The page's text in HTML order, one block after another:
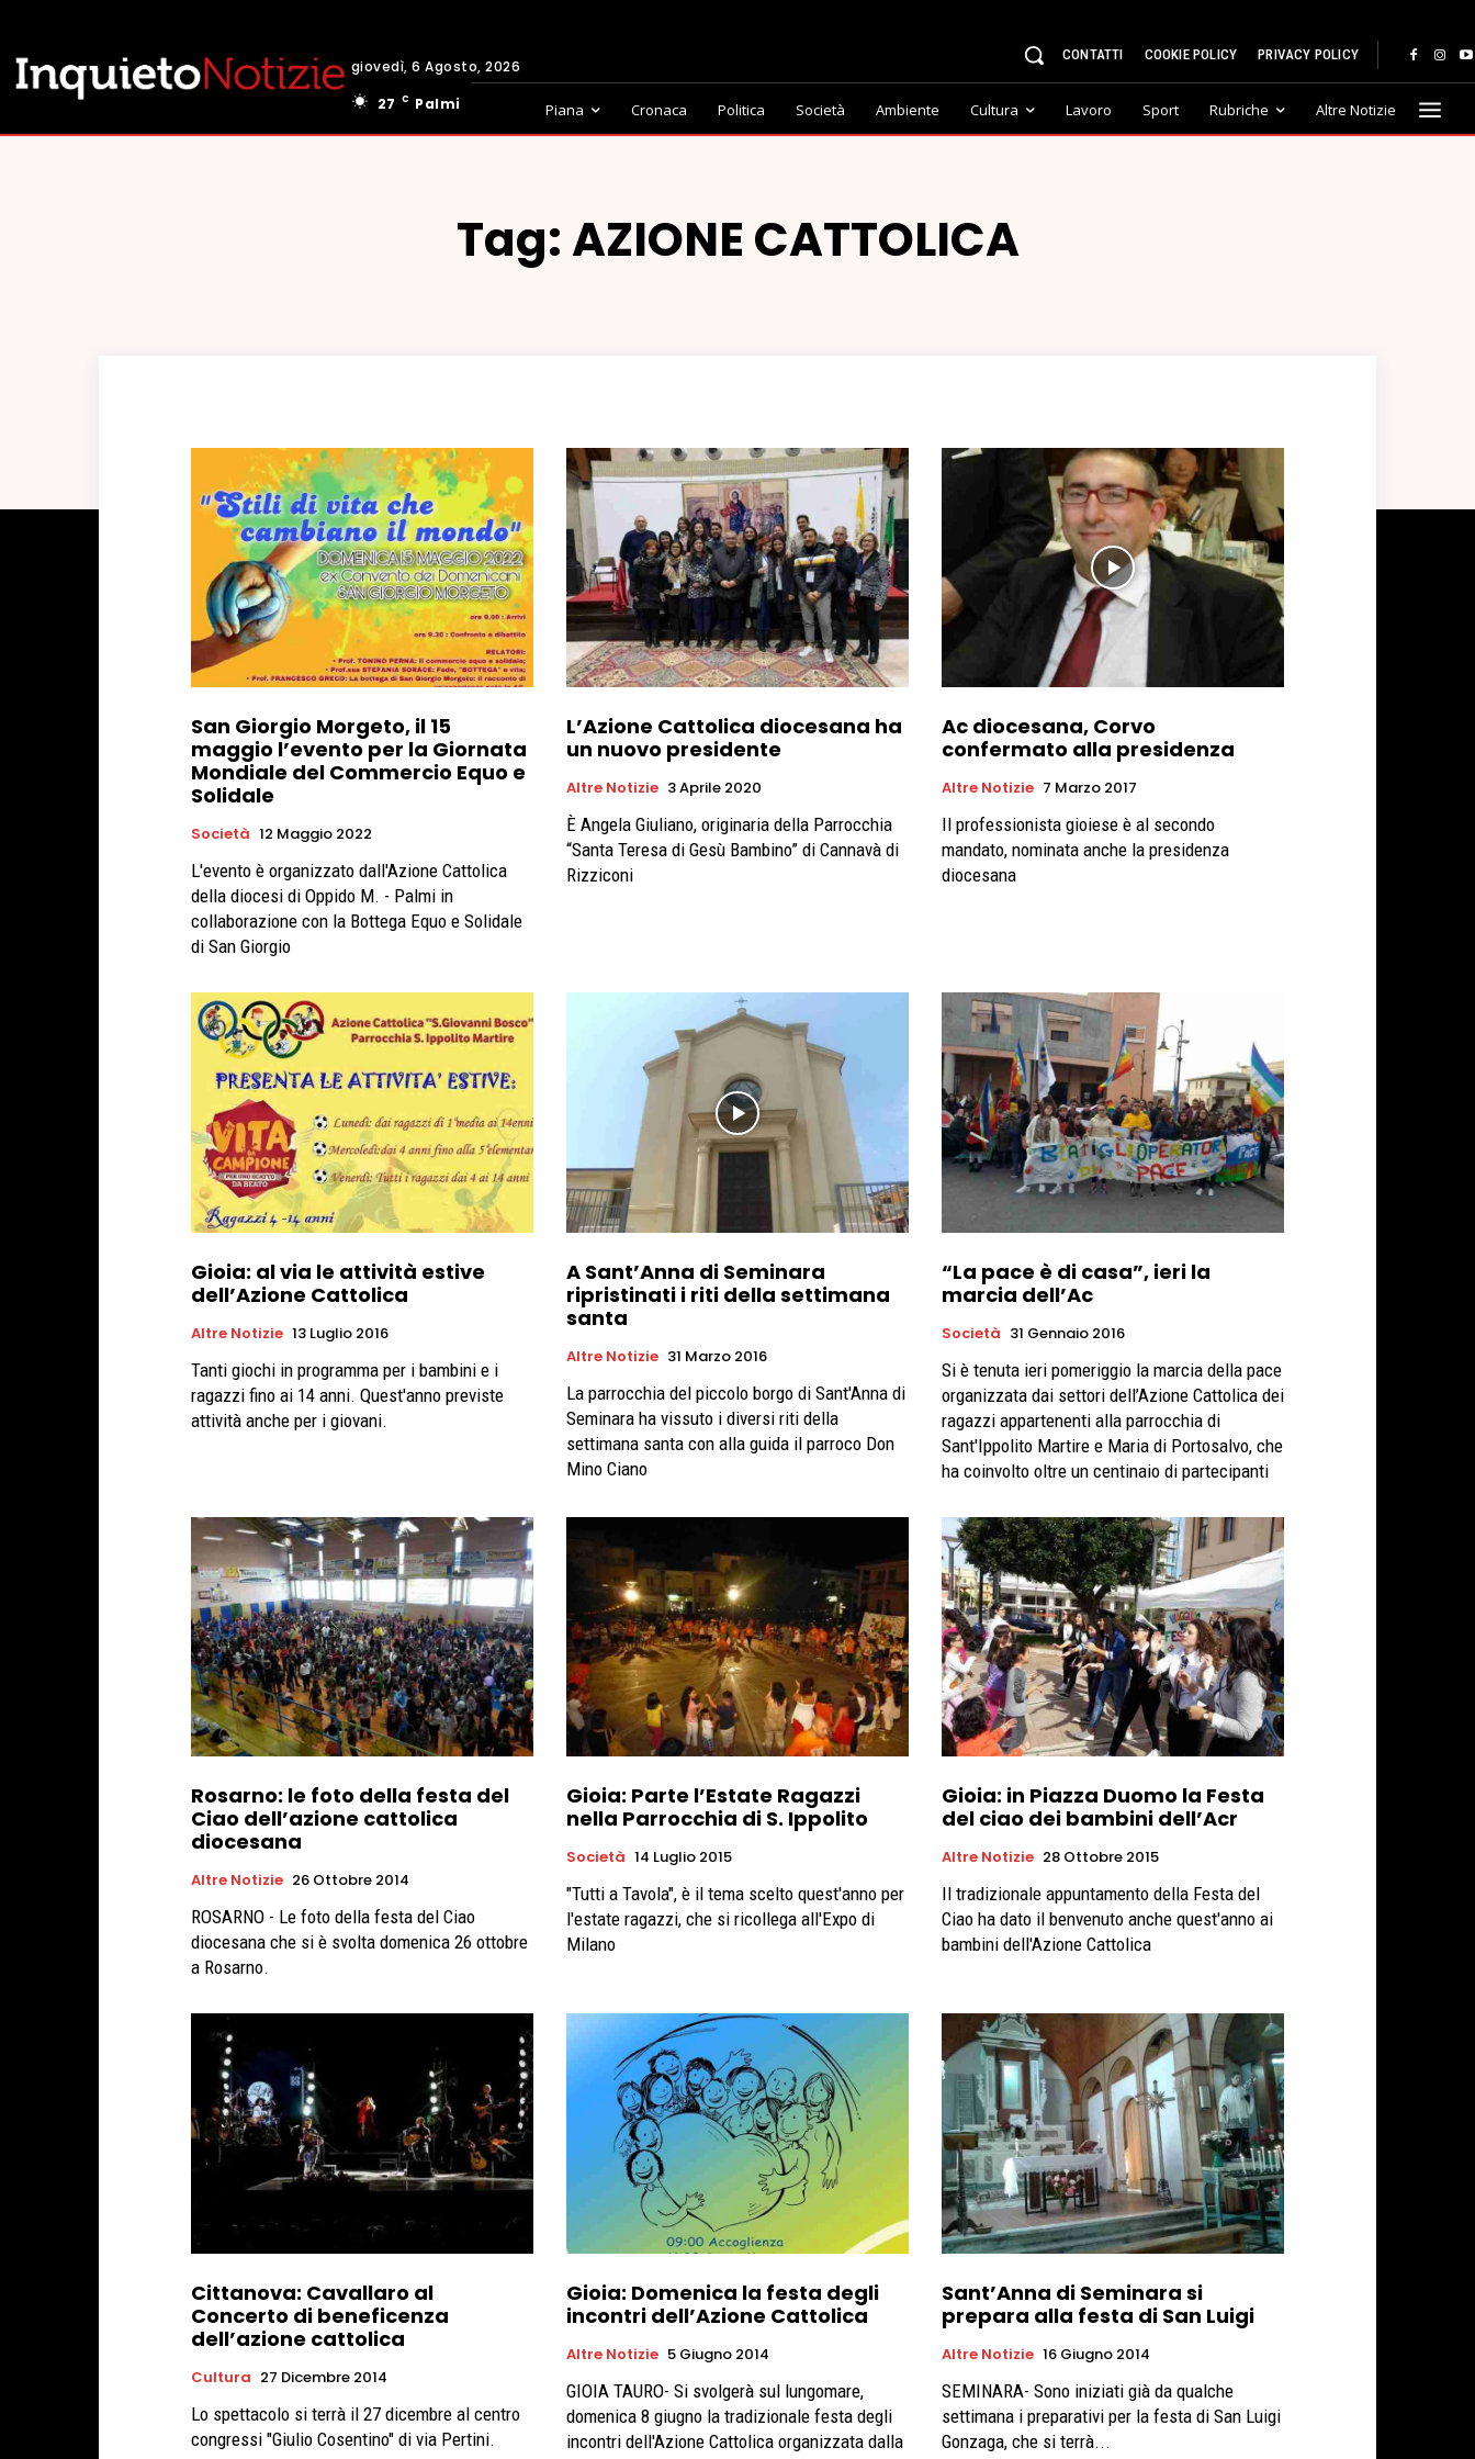
giovedì, 6 Agosto, 2026
27
C Palmi
CONTATTI COOKIE POLICY PRIVACY POLICY
Piana Cronaca Politica Società Ambiente Cultura Lavoro Sport Rubriche Altre Notizie
Tag:AZIONE CATTOLICA
San Giorgio Morgeto, il 15
maggio l’evento per la Giornata
Mondiale del Commercio Equo e
Solidale
Società 12 Maggio 2022
L'evento è organizzato dall'Azione Cattolica
della diocesi di Oppido M. - Palmi in
collaborazione con la Bottega Equo e Solidale
di San Giorgio
L’Azione Cattolica diocesana ha
un nuovo presidente
Altre Notizie 3 Aprile 2020
È Angela Giuliano, originaria della Parrocchia
“Santa Teresa di Gesù Bambino” di Cannavà di
Rizziconi
Ac diocesana, Corvo
confermato alla presidenza
Altre Notizie 7 Marzo 2017
Il professionista gioiese è al secondo
mandato, nominata anche la presidenza
diocesana
Gioia: al via le attività estive
dell’Azione Cattolica
Altre Notizie 13 Luglio 2016
Tanti giochi in programma per i bambini e i
ragazzi fino ai 14 anni. Quest'anno previste
attività anche per i giovani.
A Sant’Anna di Seminara
ripristinati i riti della settimana
santa
Altre Notizie 31 Marzo 2016
La parrocchia del piccolo borgo di Sant'Anna di
Seminara ha vissuto i diversi riti della
settimana santa con alla guida il parroco Don
Mino Ciano
“La pace è di casa”, ieri la
marcia dell’Ac
Società 31 Gennaio 2016
Si è tenuta ieri pomeriggio la marcia della pace
organizzata dai settori dell’Azione Cattolica dei
ragazzi appartenenti alla parrocchia di
Sant'Ippolito Martire e Maria di Portosalvo, che
ha coinvolto oltre un centinaio di partecipanti
Rosarno: le foto della festa del
Ciao dell’azione cattolica
diocesana
Altre Notizie 26 Ottobre 2014
ROSARNO - Le foto della festa del Ciao
diocesana che si è svolta domenica 26 ottobre
a Rosarno.
Gioia: Parte l’Estate Ragazzi
nella Parrocchia di S. Ippolito
Società 14 Luglio 2015
"Tutti a Tavola", è il tema scelto quest'anno per
l'estate ragazzi, che si ricollega all'Expo di
Milano
Gioia: in Piazza Duomo la Festa
del ciao dei bambini dell’Acr
Altre Notizie 28 Ottobre 2015
Il tradizionale appuntamento della Festa del
Ciao ha dato il benvenuto anche quest'anno ai
bambini dell'Azione Cattolica
Cittanova: Cavallaro al
Concerto di beneficenza
dell’azione cattolica
Cultura 27 Dicembre 2014
Lo spettacolo si terrà il 27 dicembre al centro
congressi "Giulio Cosentino" di via Pertini.
Gioia: Domenica la festa degli
incontri dell’Azione Cattolica
Altre Notizie 5 Giugno 2014
GIOIA TAURO- Si svolgerà sul lungomare,
domenica 8 giugno la tradizionale festa degli
incontri dell'Azione Cattolica organizzata dalla
Sant’Anna di Seminara si
prepara alla festa di San Luigi
Altre Notizie 16 Giugno 2014
SEMINARA- Sono iniziati già da qualche
settimana i preparativi per la festa di San Luigi
Gonzaga, che si terrà...